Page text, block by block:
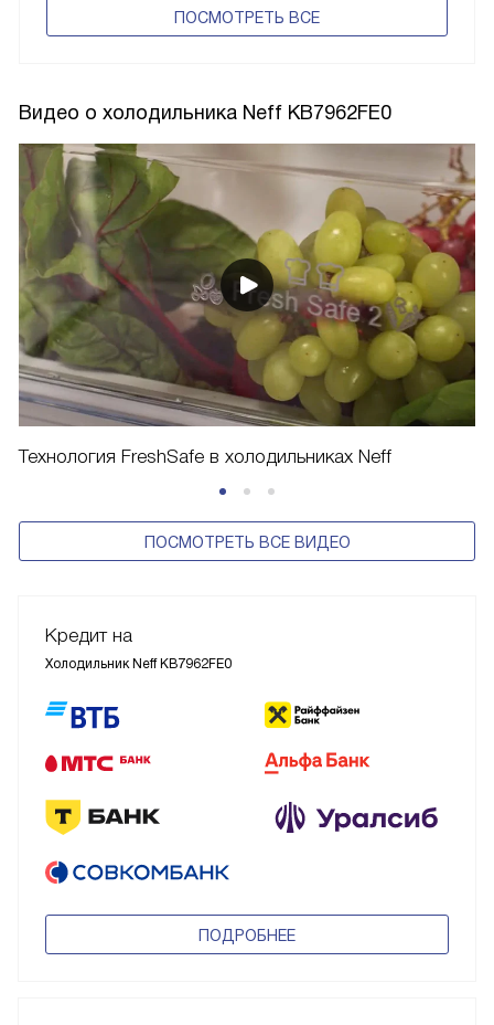
ПОCМОТРЕТЬ ВСЕ
Видео о холодильника Neff KB7962FE0
Технология FreshSafe в холодильниках Neff
ПОСМОТРЕТЬ ВСЕ ВИДЕО
Кредит на
Холодильник Neff KB7962FE0
ПОДРОБНЕЕ